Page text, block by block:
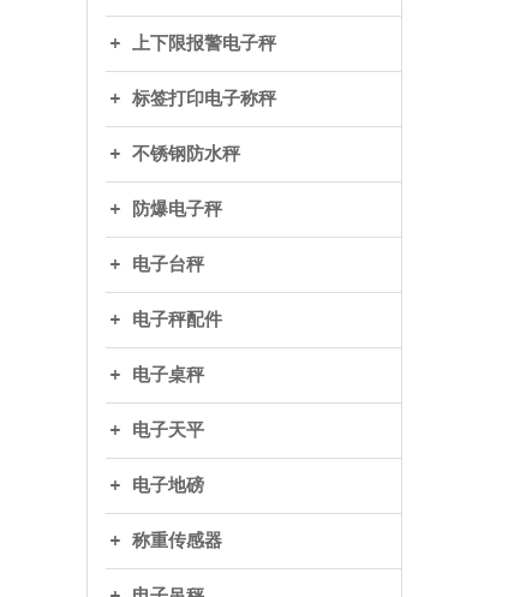
上下限报警电子秤
标签打印电子称秤
不锈钢防水秤
防爆电子秤
电子台秤
电子秤配件
电子桌秤
电子天平
电子地磅
称重传感器